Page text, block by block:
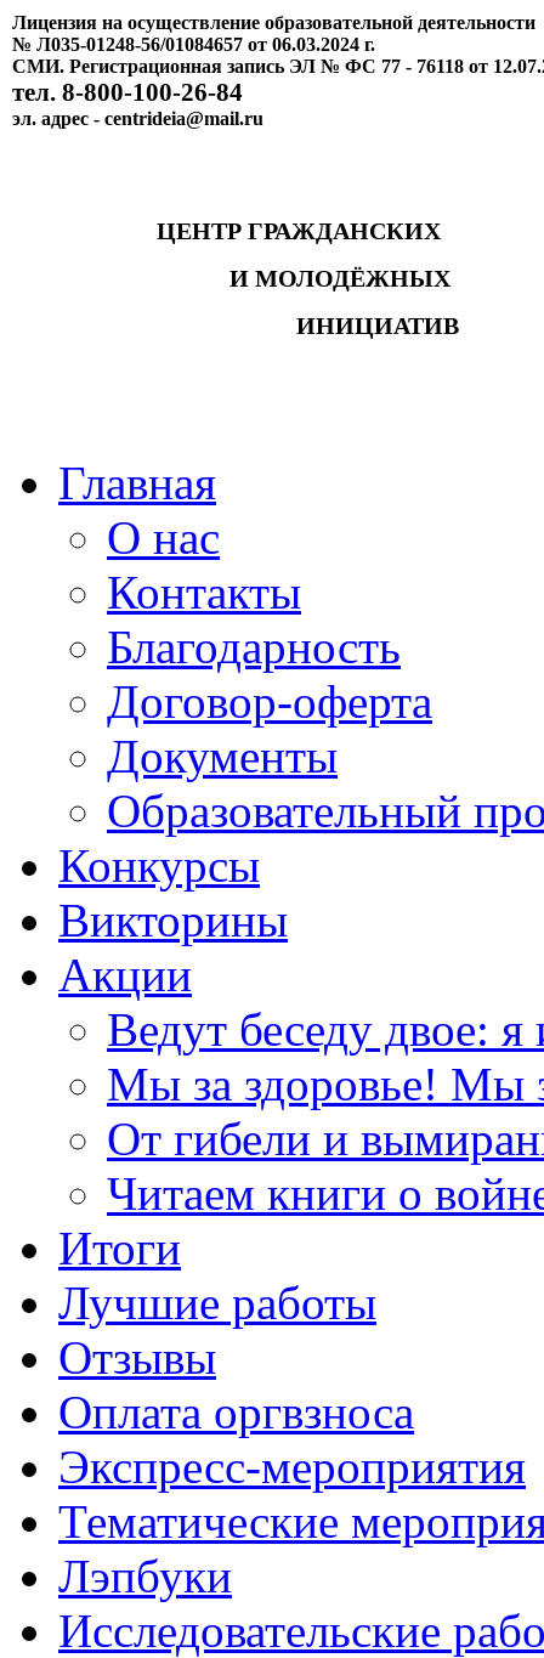
Лицензия на осуществление образовательной деятельности
№ Л035-01248-56/01084657 от 06.03.2024 г.
СМИ. Регистрационная запись ЭЛ № ФС 77 - 76118 от
тел. 8-800-100-26-84
эл. адрес - centrideia@mail.ru
ЦЕНТР ГРАЖДАНСКИХ
И МОЛОДЁЖНЫХ
ИНИЦИАТИВ
Главная
О нас
Контакты
Благодарность
Договор-оферта
Документы
Образовательный
Конкурсы
Викторины
Акции
Ведут беседу двое: я
Мы за здоровье! Мы
От гибели и
Читаем книги о
Итоги
Лучшие работы
Отзывы
Оплата оргвзноса
Экспресс-мероприятия
Тематические
Лэпбуки
Исследовательские